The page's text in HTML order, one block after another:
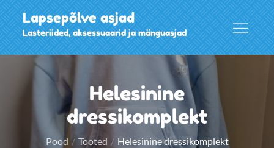
Skip
to
content
Lapsepõlve asjad
Lasteriided, aksessuaarid ja mänguasjad
Helesinine
dressikomplekt
Pood Tooted Helesinine dressikomplekt